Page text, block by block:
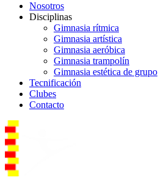
Nosotros
Disciplinas
Gimnasia rítmica
Gimnasia artística
Gimnasia aeróbica
Gimnasia trampolín
Gimnasia estética de grupo
Tecnificación
Clubes
Contacto